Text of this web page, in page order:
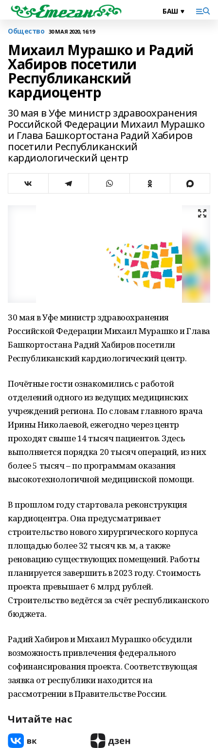
Общество 30 МАЯ 2020, 16:19
Михаил Мурашко и Радий
Хабиров посетили
Республиканский
кардиоцентр
30 мая в Уфе министр здравоохранения
Российской Федерации Михаил Мурашко
и Глава Башкортостана Радий Хабиров
посетили Республиканский
кардиологический центр
30 мая в Уфе министр здравоохранения
Российской Федерации Михаил Мурашко и Глава
Башкортостана Радий Хабиров посетили
Республиканский кардиологический центр.
Почётные гости ознакомились с работой
отделений одного из ведущих медицинских
учреждений региона. По словам главного врача
Ирины Николаевой, ежегодно через центр
проходят свыше 14 тысяч пациентов. Здесь
выполняется порядка 20 тысяч операций, из них
более 5 тысяч – по программам оказания
высокотехнологичной медицинской помощи.
В прошлом году стартовала реконструкция
кардиоцентра. Она предусматривает
строительство нового хирургического корпуса
площадью более 32 тысяч кв. м, а также
реновацию существующих помещений. Работы
планируется завершить в 2023 году. Стоимость
проекта превышает 6 млрд рублей.
Строительство ведётся за счёт республиканского
бюджета.
Радий Хабиров и Михаил Мурашко обсудили
возможность привлечения федерального
софинансирования проекта. Соответствующая
заявка от республики находится на
рассмотрении в Правительстве России.
Читайте нас